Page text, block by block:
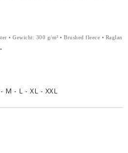
• Gewicht: 300 g/m² • Brushed fleece • Raglan
M - L - XL - XXL